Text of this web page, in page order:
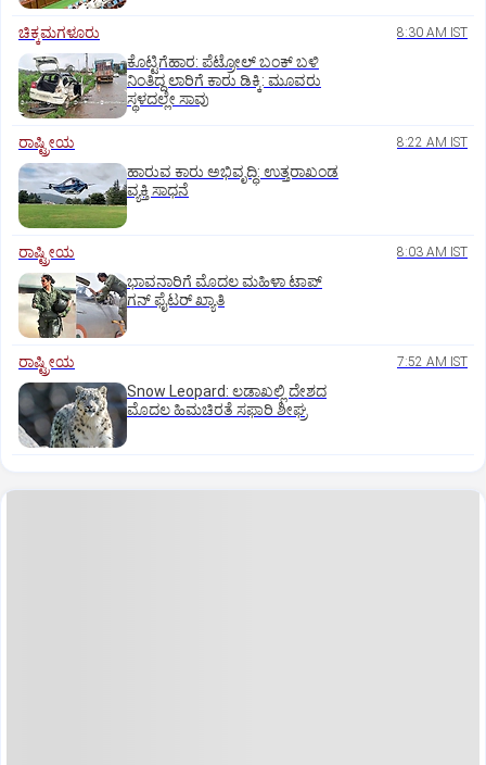
ಚಿಕ್ಕಮಗಳೂರು 8:30 AM IST
ಕೊಟ್ಟಿಗೆಹಾರ: ಪೆಟ್ರೋಲ್ ಬಂಕ್ ಬಳಿ
ನಿಂತಿದ್ದ ಲಾರಿಗೆ ಕಾರು ಡಿಕ್ಕಿ: ಮೂವರು
ಸ್ಥಳದಲ್ಲೇ ಸಾವು
ರಾಷ್ಟ್ರೀಯ 8:22 AM IST
ಹಾರುವ ಕಾರು ಅಭಿವೃದ್ಧಿ: ಉತ್ತರಾಖಂಡ
ವ್ಯಕ್ತಿ ಸಾಧನೆ
ರಾಷ್ಟ್ರೀಯ 8:03 AM IST
ಭಾವನಾರಿಗೆ ಮೊದಲ ಮಹಿಳಾ ಟಾಪ್‌
ಗನ್‌ ಫೈಟರ್‌ ಖ್ಯಾತಿ
ರಾಷ್ಟ್ರೀಯ 7:52 AM IST
Snow Leopard: ಲಡಾಖಲ್ಲಿ ದೇಶದ
ಮೊದಲ ಹಿಮಚಿರತೆ ಸಫಾರಿ ಶೀಘ್ರ